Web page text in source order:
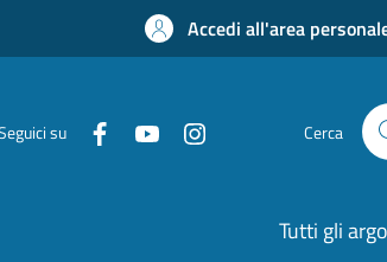
Accedi all'area
su Cerca
Tutti gli